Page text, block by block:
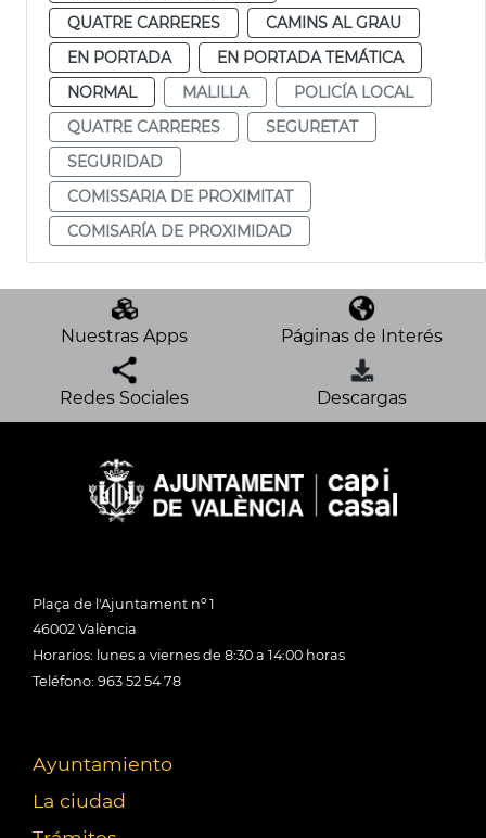
QUATRE CARRERES
CAMINS AL GRAU
EN PORTADA
EN PORTADA TEMÁTICA
NORMAL
MALILLA
POLICÍA LOCAL
QUATRE CARRERES
SEGURETAT
SEGURIDAD
COMISSARIA DE PROXIMITAT
COMISARÍA DE PROXIMIDAD
Nuestras Apps Páginas de Interés
Redes Sociales Descargas
Plaça de l'Ajuntament nº 1
46002 València
Horarios: lunes a viernes de 8:30 a 14:00 horas
Teléfono: 963 52 54 78
Ayuntamiento
La ciudad